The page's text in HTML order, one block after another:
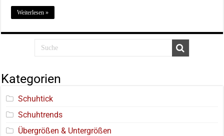
Weiterlesen »
Kategorien
Schuhtick
Schuhtrends
Übergrößen & Untergrößen